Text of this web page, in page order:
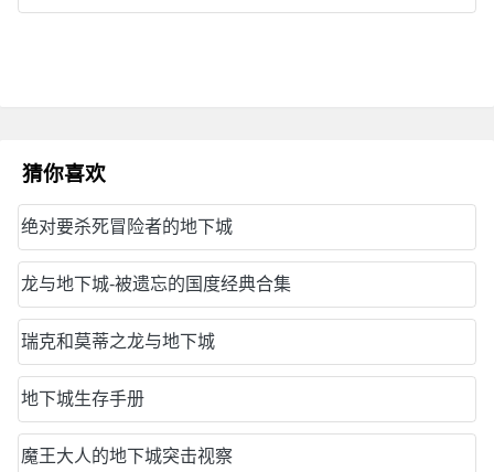
猜你喜欢
绝对要杀死冒险者的地下城
龙与地下城-被遗忘的国度经典合集
瑞克和莫蒂之龙与地下城
地下城生存手册
魔王大人的地下城突击视察